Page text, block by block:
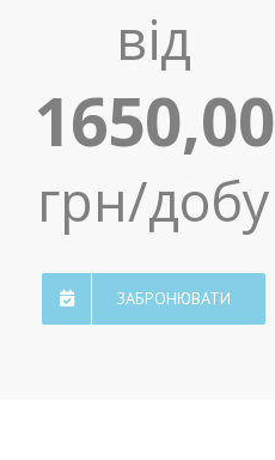
від
1650,00
грн/добу
ЗАБРОНЮВАТИ